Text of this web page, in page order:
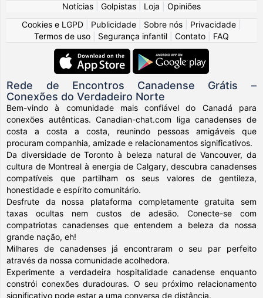
Notícias Golpistas Loja
Opiniões
Cookies e LGPD
Publicidade Sobre nós Privacidade
Termos de uso
Segurança infantil Contato FAQ
Rede de Encontros Canadense Grátis –
Conexões do Verdadeiro Norte
Bem-vindo à comunidade mais confiável do Canadá para
conexões autênticas. Canadian-chat.com liga canadenses de
costa a costa a costa, reunindo pessoas amigáveis que
procuram companhia, amizade e relacionamentos significativos.
Da diversidade de Toronto à beleza natural de Vancouver, da
cultura de Montreal à energia de Calgary, descubra canadenses
compatíveis que partilham os seus valores de gentileza,
honestidade e espírito comunitário.
Desfrute da nossa plataforma completamente gratuita sem
taxas ocultas nem custos de adesão. Conecte-se com
compatriotas canadenses que entendem a beleza da nossa
grande nação, eh!
Milhares de canadenses já encontraram o seu par perfeito
através da nossa comunidade acolhedora.
Experimente a verdadeira hospitalidade canadense enquanto
constrói conexões duradouras. O seu próximo relacionamento
significativo pode estar a uma conversa de distância.